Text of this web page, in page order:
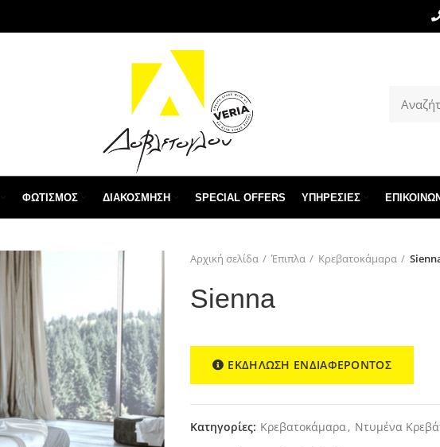
ΦΩΤΙΣΜΌΣ ΔΙΑΚΌΣΜΗΣΗ SPECIAL OFFERS ΥΠΗΡΕΣΙΕΣ
Αρχική σελίδα Έπιπλα Κρεβατοκάμαρα
Sienna
ΕΚΔΗΛΩΣΗ ΕΝΔΙΑΦΕΡΟΝΤΟΣ
Κατηγορίες: Κρεβατοκάμαρα, Ντυμένα